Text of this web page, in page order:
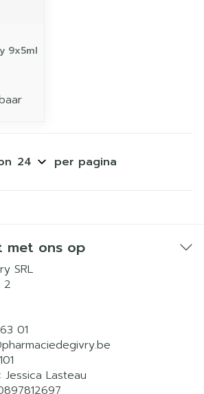
9x5ml
per pagina
met ons op
SRL
2
01
pharmaciedegivry.be
Jessica Lasteau